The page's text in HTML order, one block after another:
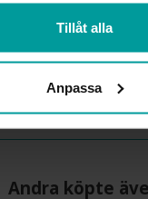
Tillåt alla
Anpassa
6.0
1.4
Schalins
Guld
9K Gold
5.60
Andra köpte